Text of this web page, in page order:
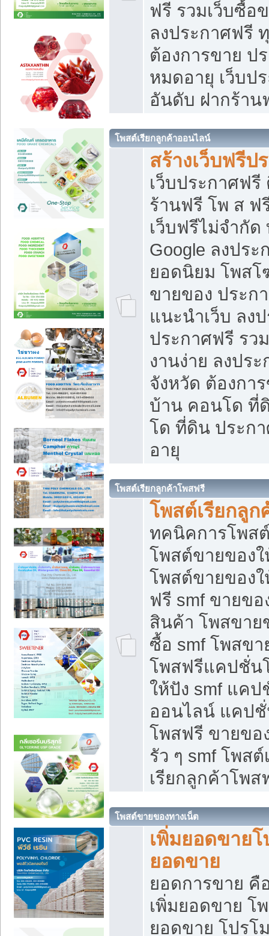
ฟรี รวมเว็บซื้อ
ลงประกาศฟรี
ต้องการขาย ป
หมดอายุ เว็บป
อันดับ ฝากร้าน
โพสต์เรียกลูกค้าออนไลน์
สร้างเว็บฟรีป
เว็บประกาศฟ
ร้านฟรี โพ ส ฟ
เว็บฟรีไม่จำกัด
Google ลงประ
ยอดนิยม โพส
ขายของ ประก
แนะนำเว็บ ลง
ประกาศฟรี รว
งานง่าย ลงปร
จังหวัด ต้องกา
บ้าน คอนโด ที่
โด ที่ดิน ประก
อายุ
โพสต์เรียกลูกค้าโพสฟรี
โพสต์เรียกลูก
ทคนิคการโพส
โพสต์ขายของ
โพสต์ขายของ
ฟรี smf ขายข
สินค้า โพสขาย
ซื้อ smf โพสข
โพสฟรีแคปชั่น
ให้ปัง smf แค
ออนไลน์ แคป
โพสฟรี ขายขอ
รัว ๆ smf โพส
เรียกลูกค้าโพส
โพสต์ขายของทางเน็ต
เพิ่มยอดขาย
ยอดขาย
ยอดการขาย คื
เพิ่มยอดขาย โ
ยอดขาย โปรโ